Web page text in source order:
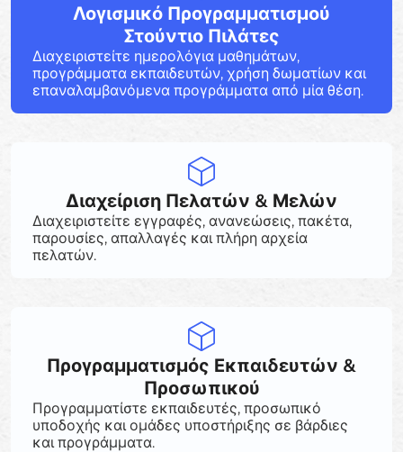
Λογισμικό Προγραμματισμού
Στούντιο Πιλάτες
Διαχειριστείτε ημερολόγια μαθημάτων,
προγράμματα εκπαιδευτών, χρήση δωματίων και
επαναλαμβανόμενα προγράμματα από μία θέση.
Διαχείριση Πελατών & Μελών
Διαχειριστείτε εγγραφές, ανανεώσεις, πακέτα,
παρουσίες, απαλλαγές και πλήρη αρχεία
πελατών.
Προγραμματισμός Εκπαιδευτών &
Προσωπικού
Προγραμματίστε εκπαιδευτές, προσωπικό
υποδοχής και ομάδες υποστήριξης σε βάρδιες
και προγράμματα.